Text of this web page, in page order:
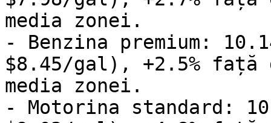
media zonei.
- Benzina premium:
$8.45/gal), +2.5%
media zonei.
- Motorina standard: